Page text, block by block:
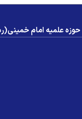
حوزه علمیه امام خمینی(ره)